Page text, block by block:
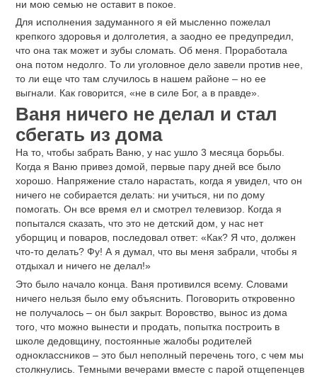
ни мою семью не оставит в покое.
Для исполнения задуманного я ей мысленно пожелал
крепкого здоровья и долголетия, а заодно ее предупредил,
что она так может и зубы сломать. Об меня. Проработала
она потом недолго. То ли уголовное дело завели против нее,
то ли еще что там случилось в нашем районе – но ее
выгнали. Как говорится, «не в силе Бог, а в правде».
Ваня ничего не делал и стал
сбегать из дома
На то, чтобы забрать Ваню, у нас ушло 3 месяца борьбы.
Когда я Ваню привез домой, первые пару дней все было
хорошо. Напряжение стало нарастать, когда я увидел, что он
ничего не собирается делать: ни учиться, ни по дому
помогать. Он все время ел и смотрел телевизор. Когда я
попытался сказать, что это не детский дом, у нас нет
уборщиц и поваров, последовал ответ: «Как? Я что, должен
что-то делать? Фу! А я думал, что вы меня забрали, чтобы я
отдыхал и ничего не делал!»
Это было начало конца. Ваня противился всему. Словами
ничего нельзя было ему объяснить. Поговорить откровенно
не получалось – он был закрыт. Воровство, вынос из дома
того, что можно вынести и продать, попытка построить в
школе дедовщину, постоянные жалобы родителей
одноклассников – это был неполный перечень того, с чем мы
столкнулись. Темными вечерами вместе с парой отщепенцев